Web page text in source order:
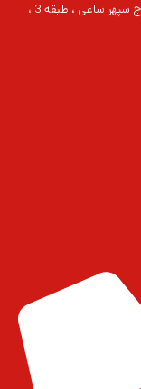
تهران, خیابان ولیعصر, پایین تر از پارک ساعی ، برج سپهر ساعی ، طبقه 3 ،